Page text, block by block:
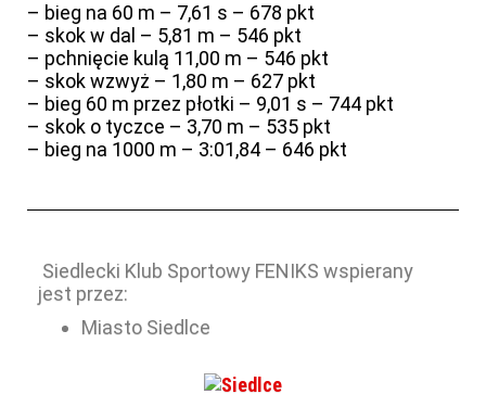
– bieg na 60 m – 7,61 s – 678 pkt
– skok w dal – 5,81 m – 546 pkt
– pchnięcie kulą 11,00 m – 546 pkt
– skok wzwyż – 1,80 m – 627 pkt
– bieg 60 m przez płotki – 9,01 s – 744 pkt
– skok o tyczce – 3,70 m – 535 pkt
– bieg na 1000 m – 3:01,84 – 646 pkt
Siedlecki Klub Sportowy FENIKS wspierany
jest przez:
Miasto Siedlce